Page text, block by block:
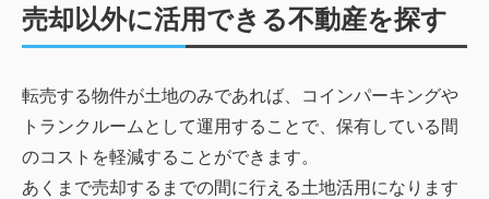
売却以外に活用できる不動産を探す
転売する物件が土地のみであれば、コインパーキングや
トランクルームとして運用することで、保有している間
のコストを軽減することができます。
あくまで売却するまでの間に行える土地活用になります